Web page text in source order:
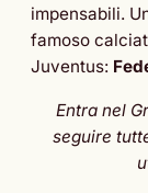
impensabili.
famoso
Juventus:
Entra nel
seguire